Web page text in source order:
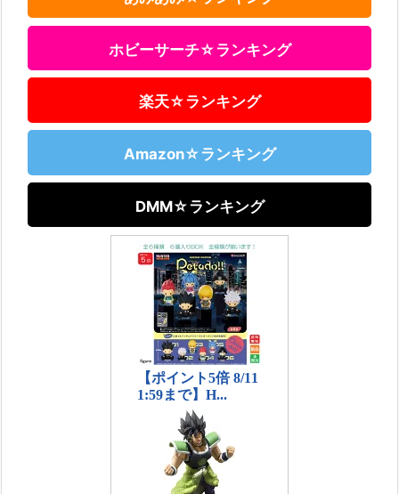
ホビーサーチ☆ランキング
楽天☆ランキング
Amazon☆ランキング
DMM☆ランキング